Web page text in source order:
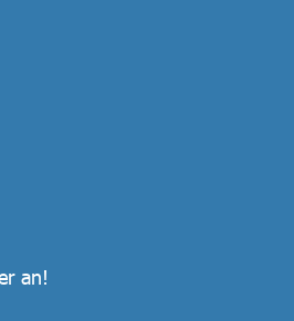
an!